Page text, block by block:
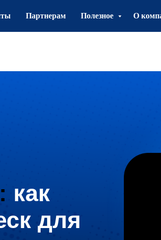
Партнерам Полезное О
как
для